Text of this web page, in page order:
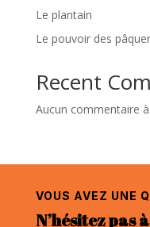
Le plantain
Le pouvoir des
Recent
Aucun commentaire
VOUS AVEZ UNE
N’hésitez pas